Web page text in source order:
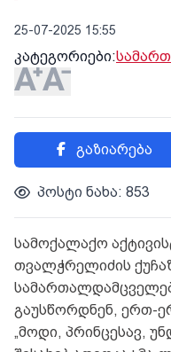
25-07-2025 15:55
კატეგორიები:
გაზიარება
პოსტი ნახა: 853
სამოქალაქო
თვალჭრელიძის
გაუსწორდნენ, ერთ-
„მოდი, პრინცესავ,